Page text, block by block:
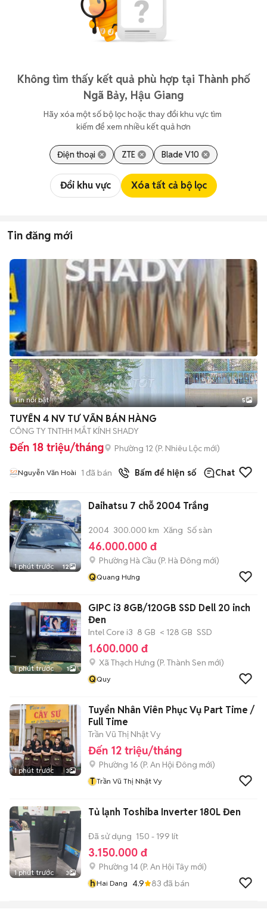
Không tìm thấy kết quả phù hợp tại Thành phố
Ngã Bảy, Hậu Giang
Hãy xóa một số bộ lọc hoặc thay đổi khu vực tìm
kiếm để xem nhiều kết quả hơn
Điện thoại ZTE Blade V10
Đổi khu vực Xóa tất cả bộ lọc
Tin đăng mới
Tin nổi bật 5
TUYỂN 4 NV TƯ VẤN BÁN HÀNG
CÔNG TY TNTHH MẮT KÍNH SHADY
Đến 18 triệu/tháng Phường 12 (P. Nhiêu Lộc mới)
Nguyễn Văn Hoài 1 đã bán Bấm để hiện số Chat
1 phút trước 12
Daihatsu 7 chỗ 2004 Trắng
2004 300.000 km Xăng Số sàn
46.000.000 đ
Phường Hà Cầu (P. Hà Đông mới)
QQuang Hưng
1 phút trước 1
GIPC i3 8GB/120GB SSD Dell 20 inch
Đen
Intel Core i3 8 GB < 128 GB SSD
1.600.000 đ
Xã Thạch Hưng (P. Thành Sen mới)
QQuy
1 phút trước 3
Tuyển Nhân Viên Phục Vụ Part Time /
Full Time
Trần Vũ Thị Nhật Vy
Đến 12 triệu/tháng
Phường 16 (P. An Hội Đông mới)
T Trần Vũ Thị Nhật Vy
1 phút trước 3
Tủ lạnh Toshiba Inverter 180L Đen
Đã sử dụng 150 - 199 lít
3.150.000 đ
Phường 14 (P. An Hội Tây mới)
hHai Dang 4.9 83 đã bán